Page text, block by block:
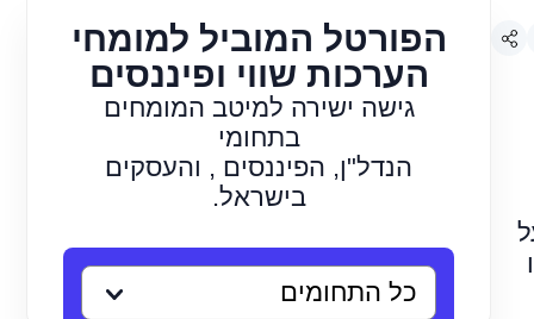
הפורטל המוביל למומחי
הערכות שווי ופיננסים
גישה ישירה למיטב המומחים
בתחומי
הנדל"ן, הפיננסים , והעסקים
בישראל.